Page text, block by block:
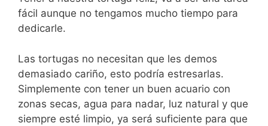
fácil aunque no tengamos mucho tiempo para
dedicarle.
Las tortugas no necesitan que les demos
demasiado cariño, esto podría estresarlas.
Simplemente con tener un buen acuario con
zonas secas, agua para nadar, luz natural y que
siempre esté limpio, ya será suficiente para que